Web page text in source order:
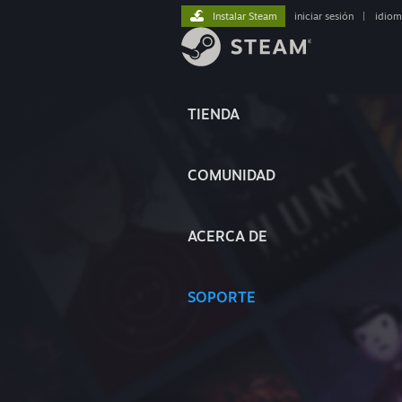
TIENDA
COMUNIDAD
ACERCA DE
SOPORTE
Instalar Steam iniciar sesión